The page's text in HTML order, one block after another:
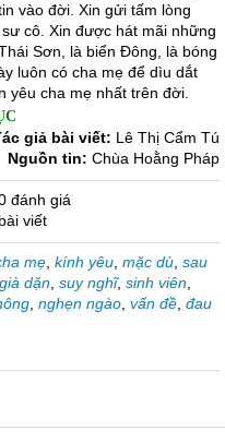
vào đời. Xin gửi tấm lòng
cô. Xin được hát mãi những
Sơn, là biển Đông, là bóng
luôn có cha mẹ để dìu dắt
yêu cha mẹ nhất trên đời.
giả bài viết: Lê Thị Cẩm Tú
Nguồn tin: Chùa Hoằng Pháp
đánh giá
viết
mẹ kính yêu mặc dù sau
già dặn suy nghĩ, sinh viên
nghẹn ngào vấn đề đau